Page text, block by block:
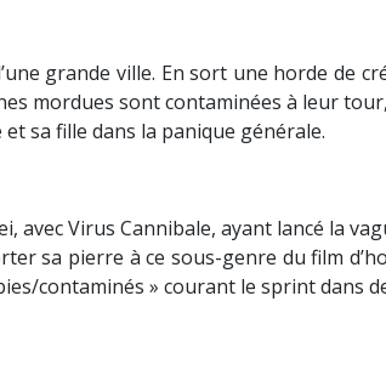
grande ville. En sort une horde de
mordues sont contaminées à leur
sa fille dans la panique générale.
avec Virus Cannibale, ayant lancé la
sa pierre à ce sous-genre du film
contaminés » courant le sprint dans